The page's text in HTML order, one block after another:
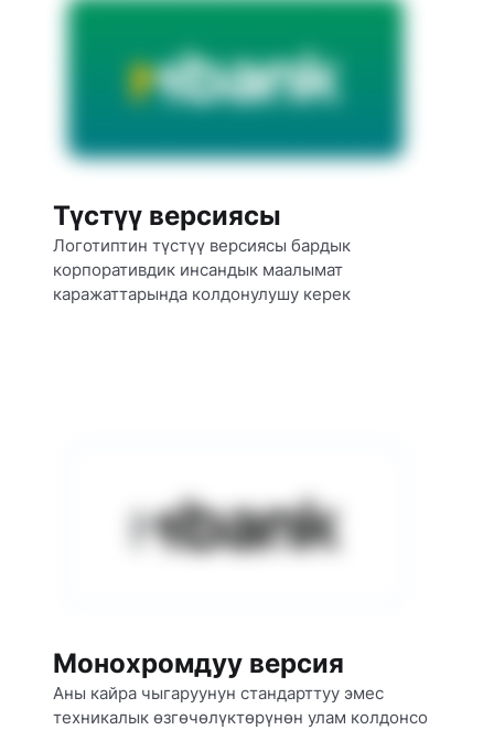
Түстүү версиясы
Логотиптин түстүү версиясы бардык
корпоративдик инсандык маалымат
каражаттарында колдонулушу керек
Монохромдуу версия
Аны кайра чыгаруунун стандарттуу эмес
техникалык өзгөчөлүктөрүнөн улам колдонсо